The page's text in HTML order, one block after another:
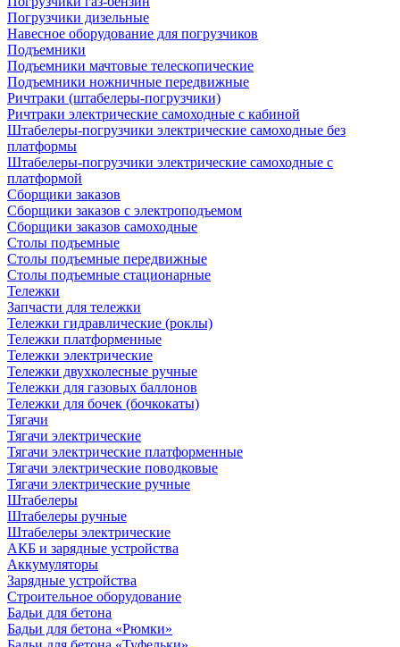
Погрузчики дизельные
Навесное оборудование для погрузчиков
Подъемники
Подъемники мачтовые телескопические
Подъемники ножничные передвижные
Ричтраки (штабелеры-погрузчики)
Ричтраки электрические самоходные с кабиной
Штабелеры-погрузчики электрические самоходные без
платформы
Штабелеры-погрузчики электрические самоходные с
платформой
Сборщики заказов
Сборщики заказов с электроподъемом
Сборщики заказов самоходные
Столы подъемные
Столы подъемные передвижные
Столы подъемные стационарные
Тележки
Запчасти для тележки
Тележки гидравлические (роклы)
Тележки платформенные
Тележки электрические
Тележки двухколесные ручные
Тележки для газовых баллонов
Тележки для бочек (бочкокаты)
Тягачи
Тягачи электрические
Тягачи электрические платформенные
Тягачи электрические поводковые
Тягачи электрические ручные
Штабелеры
Штабелеры ручные
Штабелеры электрические
АКБ и зарядные устройства
Аккумуляторы
Зарядные устройства
Строительное оборудование
Бадьи для бетона
Бадьи для бетона «Рюмки»